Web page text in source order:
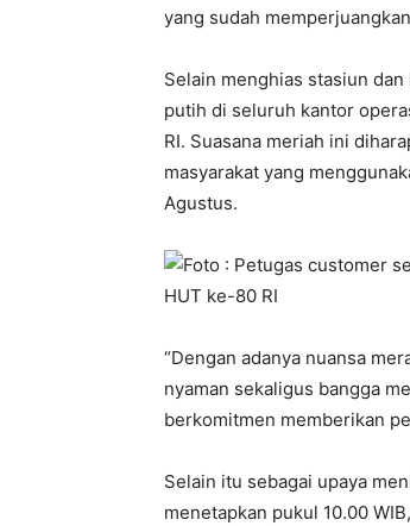
yang sudah
Selain menghias stasiun
putih di seluruh kantor
RI. Suasana meriah ini
masyarakat yang
Agustus.
“Dengan adanya nuansa
nyaman sekaligus bangga
berkomitmen memberikan
Selain itu sebagai upaya
menetapkan pukul 10.00